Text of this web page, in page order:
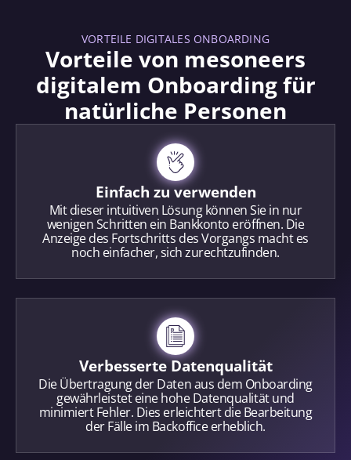
VORTEILE DIGITALES ONBOARDING
Vorteile von mesoneers
digitalem Onboarding für
natürliche Personen
Einfach zu verwenden
Mit dieser intuitiven Lösung können Sie in nur
wenigen Schritten ein Bankkonto eröffnen. Die
Anzeige des Fortschritts des Vorgangs macht es
noch einfacher, sich zurechtzufinden.
Verbesserte Datenqualität
Die Übertragung der Daten aus dem Onboarding
gewährleistet eine hohe Datenqualität und
minimiert Fehler. Dies erleichtert die Bearbeitung
der Fälle im Backoffice erheblich.